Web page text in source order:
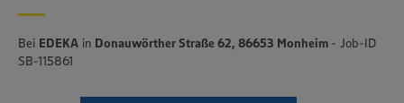
Bei EDEKA in Donauwörther Straße 62, 86653 Monheim - Job-ID
SB-115861